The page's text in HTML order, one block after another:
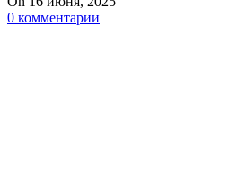
0 комментарии